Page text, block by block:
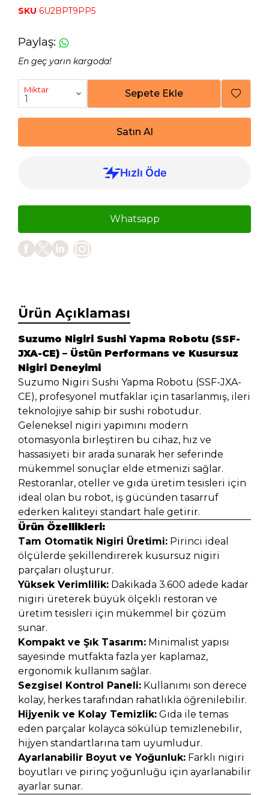
SKU 6U2BPT9PP5
Paylaş:
En geç yarın kargoda!
Miktar Sepete Ekle
Satın Al
Whatsapp
Ürün Açıklaması
Suzumo Nigiri Sushi Yapma Robotu (SSF-
JXA-CE) – Üstün Performans ve Kusursuz
Nigiri Deneyimi
Suzumo Nigiri Sushi Yapma Robotu (SSF-JXA-
CE), profesyonel mutfaklar için tasarlanmış, ileri
teknolojiye sahip bir sushi robotudur.
Geleneksel nigiri yapımını modern
otomasyonla birleştiren bu cihaz, hız ve
hassasiyeti bir arada sunarak her seferinde
mükemmel sonuçlar elde etmenizi sağlar.
Restoranlar, oteller ve gıda üretim tesisleri için
ideal olan bu robot, iş gücünden tasarruf
ederken kaliteyi standart hale getirir.
Ürün Özellikleri:
Tam Otomatik Nigiri Üretimi: Pirinci ideal
ölçülerde şekillendirerek kusursuz nigiri
parçaları oluşturur.
Yüksek Verimlilik: Dakikada 3.600 adede kadar
nigiri üreterek büyük ölçekli restoran ve
üretim tesisleri için mükemmel bir çözüm
sunar.
Kompakt ve Şık Tasarım: Minimalist yapısı
sayesinde mutfakta fazla yer kaplamaz,
ergonomik kullanım sağlar.
Sezgisel Kontrol Paneli: Kullanımı son derece
kolay, herkes tarafından rahatlıkla öğrenilebilir.
Hijyenik ve Kolay Temizlik: Gıda ile temas
eden parçalar kolayca sökülüp temizlenebilir,
hijyen standartlarına tam uyumludur.
Ayarlanabilir Boyut ve Yoğunluk: Farklı nigiri
boyutları ve pirinç yoğunluğu için ayarlanabilir
ayarlar sunar.